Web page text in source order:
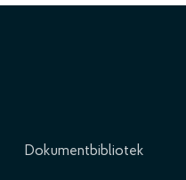
Dokumentbibliotek